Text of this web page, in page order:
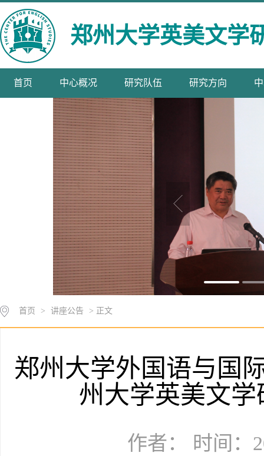
郑州大学英美文学
首页 中心概况 研究队伍 研究方向
首页 > 讲座公告 > 正文
郑州大学外国语与国
州大学英美文
作者： 时间：